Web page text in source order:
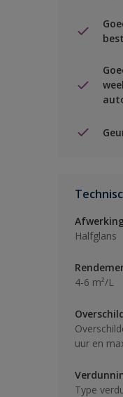
Halfglans
4-6 m²/L
uur en
Type